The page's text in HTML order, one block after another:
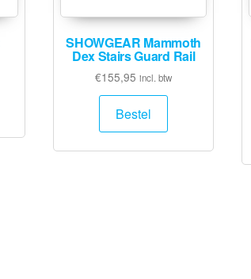
SHOWGEAR Mammoth
Dex Stairs Guard Rail
€155,95 incl. btw
Bestel